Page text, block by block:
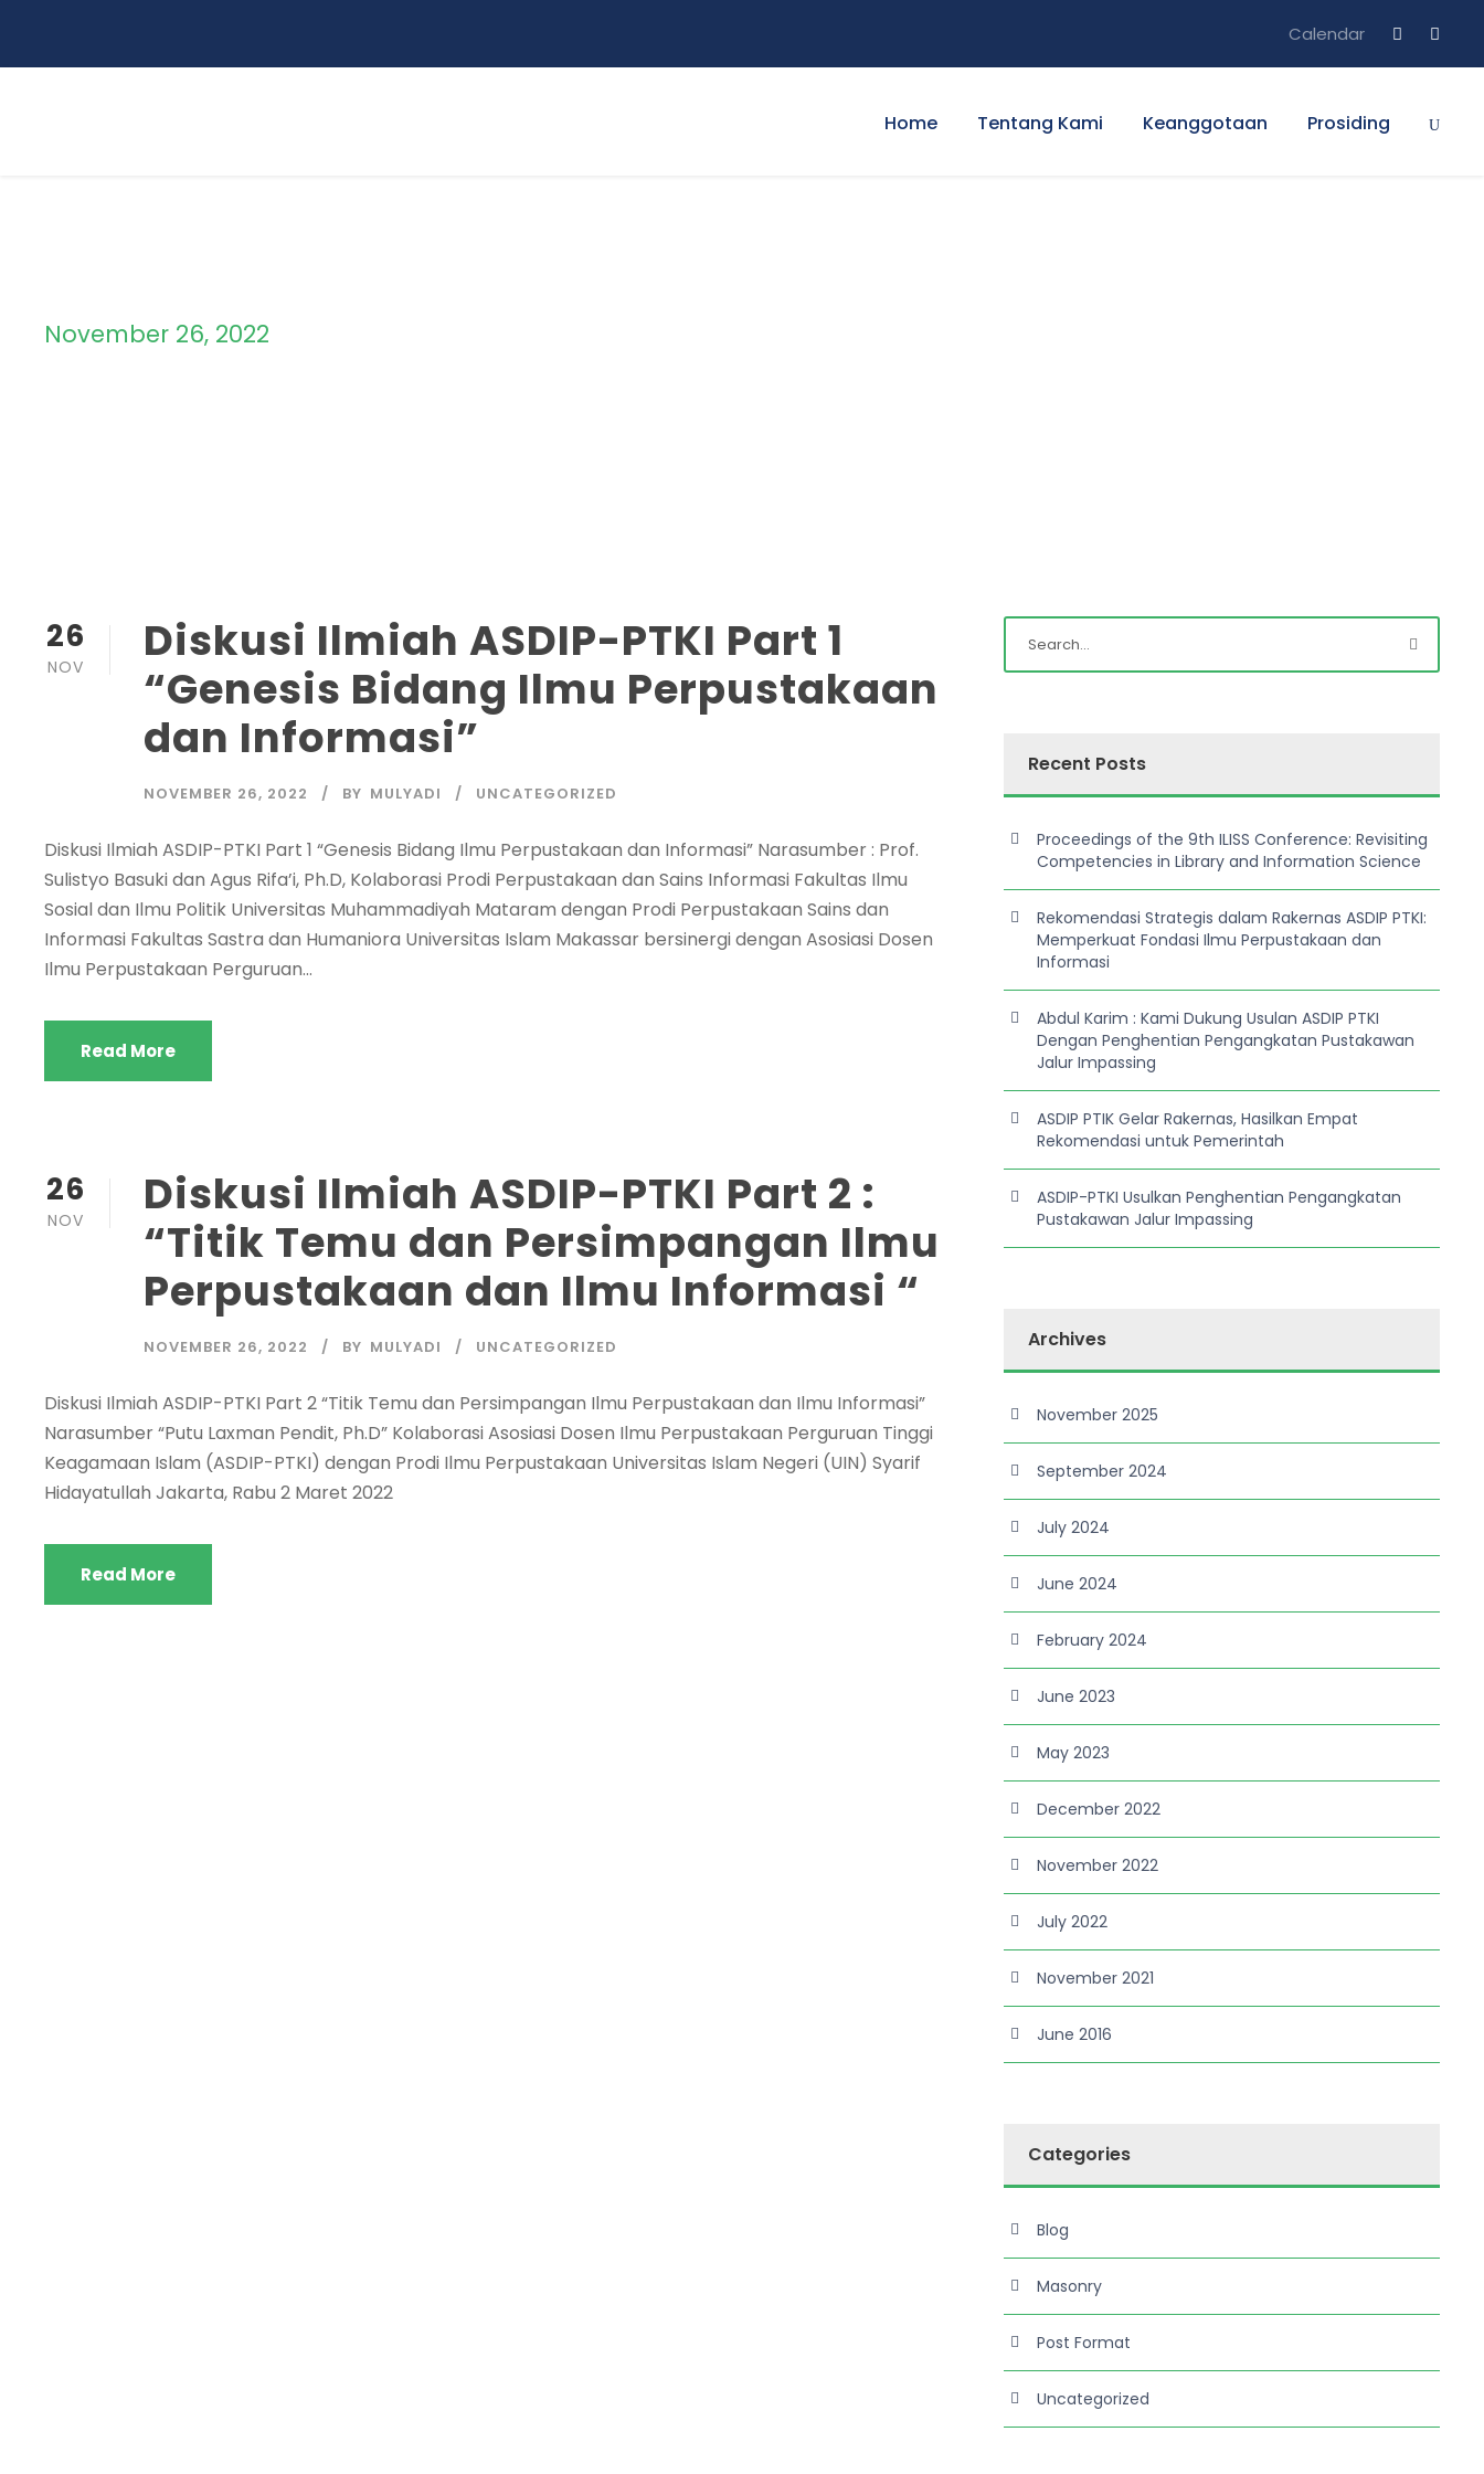
Calendar
Home Tentang Kami Keanggotaan Prosiding
November 26, 2022
26
NOV
Diskusi Ilmiah ASDIP-PTKI Part 1
“Genesis Bidang Ilmu Perpustakaan
dan Informasi”
NOVEMBER 26, 2022 BY MULYADI UNCATEGORIZED
Diskusi Ilmiah ASDIP-PTKI Part 1 “Genesis Bidang Ilmu Perpustakaan dan Informasi” Narasumber : Prof.
Sulistyo Basuki dan Agus Rifa’i, Ph.D, Kolaborasi Prodi Perpustakaan dan Sains Informasi Fakultas Ilmu
Sosial dan Ilmu Politik Universitas Muhammadiyah Mataram dengan Prodi Perpustakaan Sains dan
Informasi Fakultas Sastra dan Humaniora Universitas Islam Makassar bersinergi dengan Asosiasi Dosen
Ilmu Perpustakaan Perguruan...
Read More
26
NOV
Diskusi Ilmiah ASDIP-PTKI Part 2 :
“Titik Temu dan Persimpangan Ilmu
Perpustakaan dan Ilmu Informasi “
NOVEMBER 26, 2022 BY MULYADI UNCATEGORIZED
Diskusi Ilmiah ASDIP-PTKI Part 2 “Titik Temu dan Persimpangan Ilmu Perpustakaan dan Ilmu Informasi”
Narasumber “Putu Laxman Pendit, Ph.D” Kolaborasi Asosiasi Dosen Ilmu Perpustakaan Perguruan Tinggi
Keagamaan Islam (ASDIP-PTKI) dengan Prodi Ilmu Perpustakaan Universitas Islam Negeri (UIN) Syarif
Hidayatullah Jakarta, Rabu 2 Maret 2022
Read More
Recent Posts
Proceedings of the 9th ILISS Conference: Revisiting
Competencies in Library and Information Science
Rekomendasi Strategis dalam Rakernas ASDIP PTKI:
Memperkuat Fondasi Ilmu Perpustakaan dan
Informasi
Abdul Karim : Kami Dukung Usulan ASDIP PTKI
Dengan Penghentian Pengangkatan Pustakawan
Jalur Impassing
ASDIP PTIK Gelar Rakernas, Hasilkan Empat
Rekomendasi untuk Pemerintah
ASDIP-PTKI Usulkan Penghentian Pengangkatan
Pustakawan Jalur Impassing
Archives
November 2025
September 2024
July 2024
June 2024
February 2024
June 2023
May 2023
December 2022
November 2022
July 2022
November 2021
June 2016
Categories
Blog
Masonry
Post Format
Uncategorized